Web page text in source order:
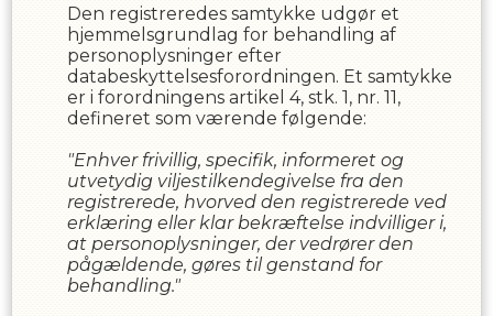
Den registreredes samtykke udgør et
hjemmelsgrundlag for behandling af
personoplysninger efter
databeskyttelsesforordningen. Et samtykke
er i forordningens artikel 4, stk. 1, nr. 11,
defineret som værende følgende:
"Enhver frivillig, specifik, informeret og
utvetydig viljestilkendegivelse fra den
registrerede, hvorved den registrerede ved
erklæring eller klar bekræftelse indvilliger i,
at personoplysninger, der vedrører den
pågældende, gøres til genstand for
behandling."